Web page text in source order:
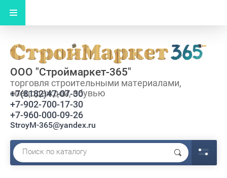
ООО "Строймаркет-365"
торговля строительными материалами,
спецодеждой, обувью
+7(8182)47-07-30
+7-902-700-17-30
+7-960-000-09-26
StroyM-365@yandex.ru